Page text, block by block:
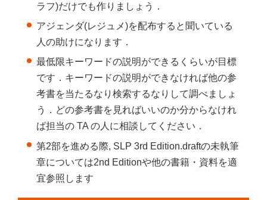
ラフ)だけでも作りましょう．
アジェンダ(レジュメ)を配布すると聞いている
人の助けになります．
最低限キーワードの説明ができるくらいが目標
です．キーワードの説明ができなければ他の参
考書を当たるなり検索するなりして調べましょ
う．どの参考書を見ればいいのか分からなけれ
ば担当の TA の人に相談してください．
第2部を進める際, SLP 3rd Edition.draftの未執筆
章については2nd Editionや他の書籍・資料を適
宜参照します